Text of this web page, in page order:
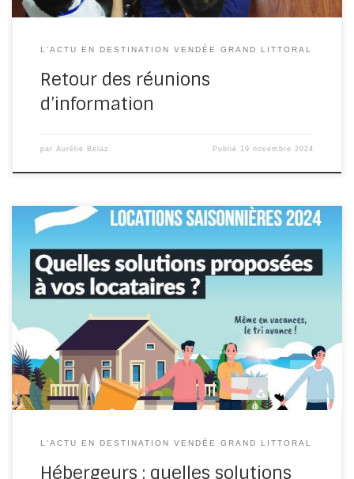
L'ACTU EN DESTINATION VENDÉE GRAND LITTORAL
Retour des réunions
d’information
par Aurélie Belaz Publié 19 novembre 2024
La Communauté de communes Vendée Grand Littoral a
ramassage des ordures ménagères. […]
L'ACTU EN DESTINATION VENDÉE GRAND LITTORAL
Hébergeurs : quelles solutions